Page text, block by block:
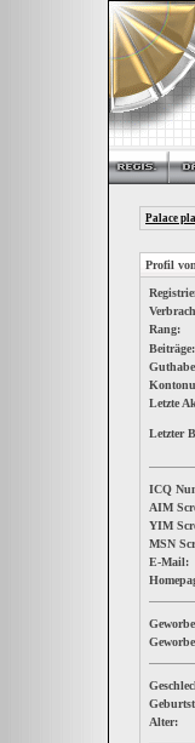
Palace
Profil
Rang:
Beiträge:
Letzte
Letzter
ICQ
AIM
YIM
MSN
E-Mail:
Alter: